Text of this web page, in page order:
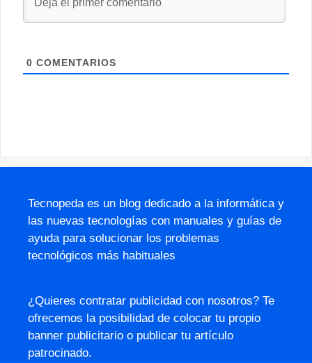
0 COMENTARIOS
Tecnopeda es un blog dedicado a la informática y
las nuevas tecnologías con manuales y guías de
ayuda para solucionar los problemas
tecnológicos más habituales
¿Quieres contratar publicidad con nosotros? Te
ofrecemos la posibilidad de colocar tu propio
banner publicitario o publicar tu artículo
patrocinado.